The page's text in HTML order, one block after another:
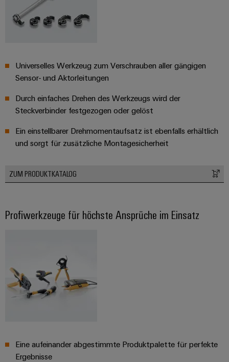
Universelles Werkzeug zum Verschrauben aller gängigen
Sensor- und Aktorleitungen
Durch einfaches Drehen des Werkzeugs wird der
Steckverbinder festgezogen oder gelöst
Ein einstellbarer Drehmomentaufsatz ist ebenfalls erhältlich
und sorgt für zusätzliche Montagesicherheit
ZUM PRODUKTKATALOG
Profiwerkzeuge für höchste Ansprüche im Einsatz
Eine aufeinander abgestimmte Produktpalette für perfekte
Ergebnisse